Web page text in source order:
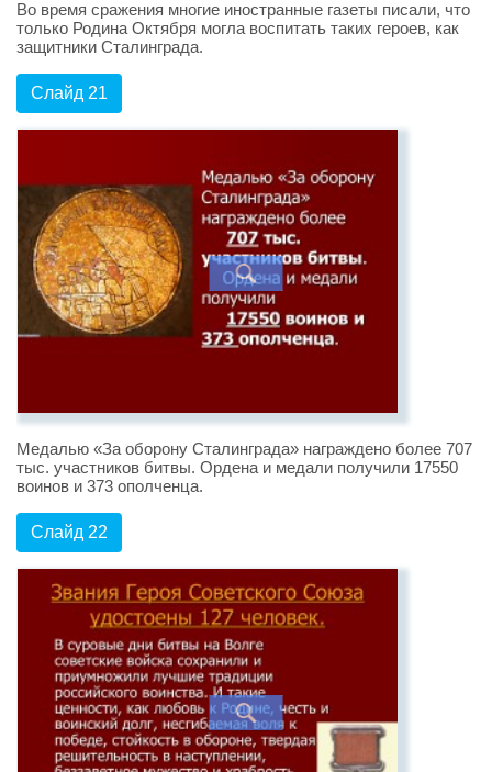
Во время сражения многие иностранные газеты писали, что
только Родина Октября могла воспитать таких героев, как
защитники Сталинграда.
Слайд 21
Медалью «За оборону Сталинграда» награждено более 707
тыс. участников битвы. Ордена и медали получили 17550
воинов и 373 ополченца.
Слайд 22